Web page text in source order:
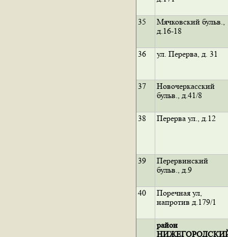
35
Мячковский бульв.,
д.16-18
36 ул. Перерва, д. 31
37
Новочеркасский
бульв., д.41/8
38 Перерва ул., д.12
39
Перервинский
бульв., д.9
40
Поречная ул,
напротив д.179/1
район